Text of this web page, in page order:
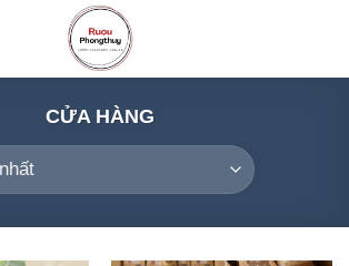
CỬA HÀNG